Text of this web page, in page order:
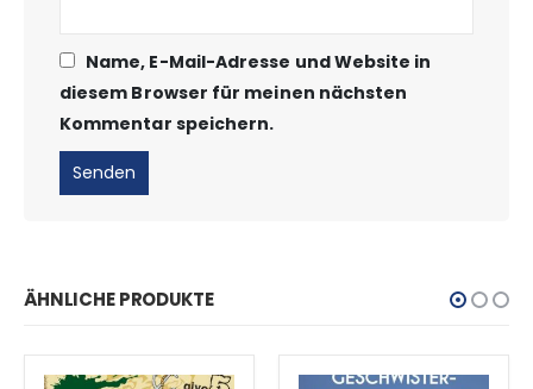
Name, E-Mail-Adresse und Website in
diesem Browser für meinen nächsten
Kommentar speichern.
ÄHNLICHE PRODUKTE